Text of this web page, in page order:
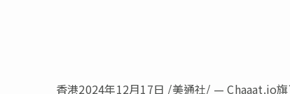
香港2024年12月17日 /美通社/ — Chaaat.io旗